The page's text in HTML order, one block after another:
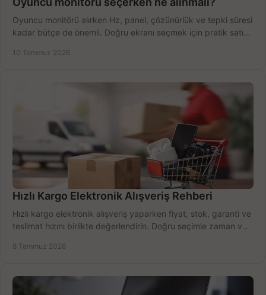
Oyuncu monitörü alırken Hz, panel, çözünürlük ve tepki süresi
kadar bütçe de önemli. Doğru ekranı seçmek için pratik satın
10 Temmuz 2026
Hızlı Kargo Elektronik Alışveriş Rehberi
Hızlı kargo elektronik alışveriş yaparken fiyat, stok, garanti ve
teslimat hızını birlikte değerlendirin. Doğru seçimle zaman ve
8 Temmuz 2026